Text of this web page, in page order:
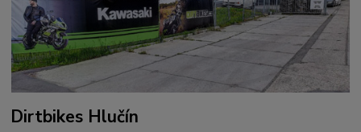
Dirtbikes Hlučín